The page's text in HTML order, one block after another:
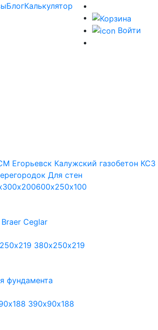
БлогКалькулятор
Войти
Егорьевск Калужский газобетон КСЗ
Для стен
600х250х100
Braer Ceglar
380х250х219
фундамента
390х90х188